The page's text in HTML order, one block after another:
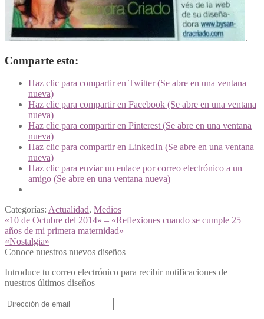
.
Comparte esto:
Haz clic para compartir en Twitter (Se abre en una ventana
nueva)
Haz clic para compartir en Facebook (Se abre en una ventana
nueva)
Haz clic para compartir en Pinterest (Se abre en una ventana
nueva)
Haz clic para compartir en LinkedIn (Se abre en una ventana
nueva)
Haz clic para enviar un enlace por correo electrónico a un
amigo (Se abre en una ventana nueva)
Categorías: Actualidad, Medios
Navegación
de
entradas
Anterior:
«10 de Octubre del 2014» – «Reflexiones cuando se cumple 25
años de mi primera maternidad»
Siguiente:
«Nostalgia»
Conoce nuestros nuevos diseños
Introduce tu correo electrónico para recibir notificaciones de
nuestros últimos diseños
Dirección
de